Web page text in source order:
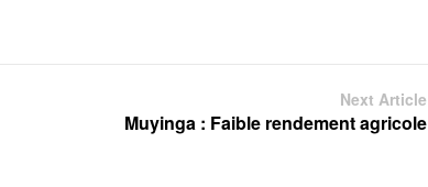
Next Article
Muyinga : Faible rendement agricole